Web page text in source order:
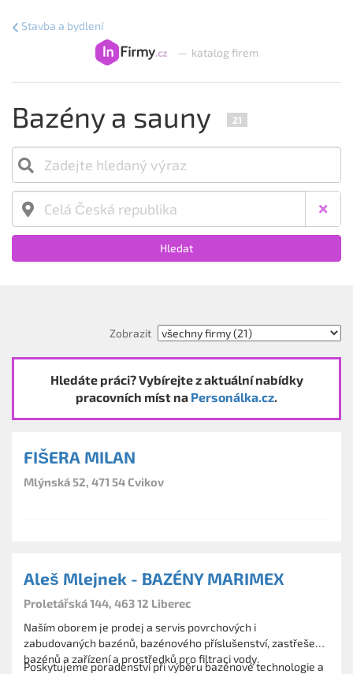
— katalog firem
Stavba a bydlení
Bazény a sauny 21
Hledat
Zobrazit
Hledáte práci? Vybírejte z aktuální nabídky
pracovních míst na Personálka.cz.
FIŠERA MILAN
Mlýnská 52, 471 54 Cvikov
Aleš Mlejnek - BAZÉNY MARIMEX
Proletářská 144, 463 12 Liberec
Naším oborem je prodej a servis povrchových i
zabudovaných bazénů, bazénového příslušenství, zastřešení
bazénů a zařízení a prostředků pro filtraci vody.
Poskytujeme poradenství při výběru bazénové technologie a